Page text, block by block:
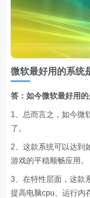
微软最好用的系统
答：如今微软最好用的
1、总而言之，如今微
了。
2、这款系统可以达到
游戏的平稳顺畅应用。
3、在特性层面，这款
提高电脑cpu、运行内